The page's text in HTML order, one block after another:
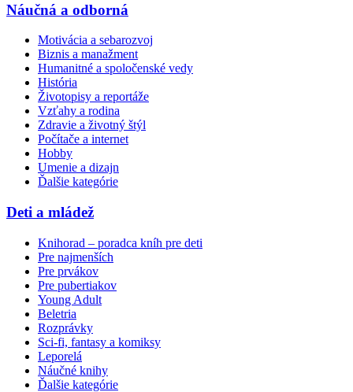
Náučná a odborná
Motivácia a sebarozvoj
Biznis a manažment
Humanitné a spoločenské vedy
História
Životopisy a reportáže
Vzťahy a rodina
Zdravie a životný štýl
Počítače a internet
Hobby
Umenie a dizajn
Ďalšie kategórie
Deti a mládež
Knihorad – poradca kníh pre deti
Pre najmenších
Pre prvákov
Pre pubertiakov
Young Adult
Beletria
Rozprávky
Sci-fi, fantasy a komiksy
Leporelá
Náučné knihy
Ďalšie kategórie